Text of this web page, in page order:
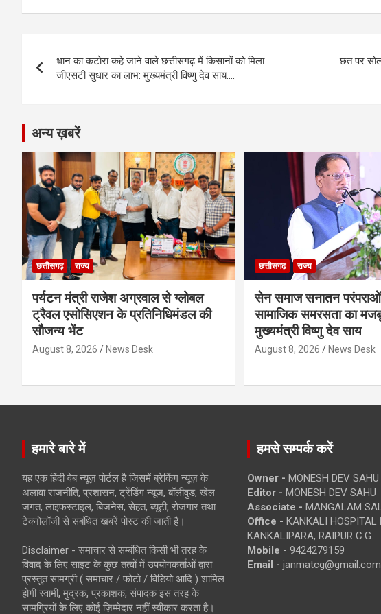
ce
o
o
k
se
g
er
at
A
p
p
e
a
m
ail py
n
k
ar
navigation
धान का कटोरा कहे जाने वाले छत्तीसगढ़ में किसानों को मिला
जीएसटी सुधार का लाभ: मुख्यमंत्री विष्णु देव साय….
छत पर
अन्य ख़बरें
छत्तीसगढ़ राज्य
पर्यटन मंत्री राजेश अग्रवाल से ग्लोबल
ट्रैवल एसोसिएशन के प्रतिनिधिमंडल की
सौजन्य भेंट
August 8, 2026 News Desk
छत्तीसगढ़ राज्य
सेन समाज सनातन
सामाजिक समरसता का
मुख्यमंत्री विष्णु देव साय
August 8, 2026 News Desk
हमारे बारे में
यह एक हिंदी वेब न्यूज़ पोर्टल है जिसमें ब्रेकिंग न्यूज़ के
अलावा राजनीति, प्रशासन, ट्रेंडिंग न्यूज, बॉलीवुड, खेल
जगत, लाइफस्टाइल, बिजनेस, सेहत, ब्यूटी, रोजगार तथा
टेक्नोलॉजी से संबंधित खबरें पोस्ट की जाती है।
Disclaimer - समाचार से सम्बंधित किसी भी तरह के
विवाद के लिए साइट के कुछ तत्वों में उपयोगकर्ताओं द्वारा
प्रस्तुत सामग्री ( समाचार / फोटो / विडियो आदि ) शामिल
होगी स्वामी, मुद्रक, प्रकाशक, संपादक इस तरह के
सामग्रियों के लिए कोई ज़िम्मेदार नहीं स्वीकार करता है।
हमसे सम्पर्क करें
Owner - MONESH DEV SAHU
Editor - MONESH DEV SAHU
Associate - MANGALAM
Office - KANKALI HOSPITAL
KANKALIPARA, RAIPUR C.G.
Mobile - 9424279159
Email - janmatcg@gmail.com